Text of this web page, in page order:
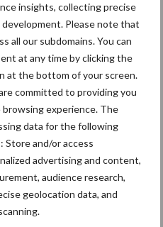
insights, collecting precise
Please note that
all our subdomains. You can
at any time by clicking the
at the bottom of your screen.
committed to providing you
experience. The
data for the following
Store and/or access
advertising and content,
audience research,
geolocation data, and
pootcombinatie